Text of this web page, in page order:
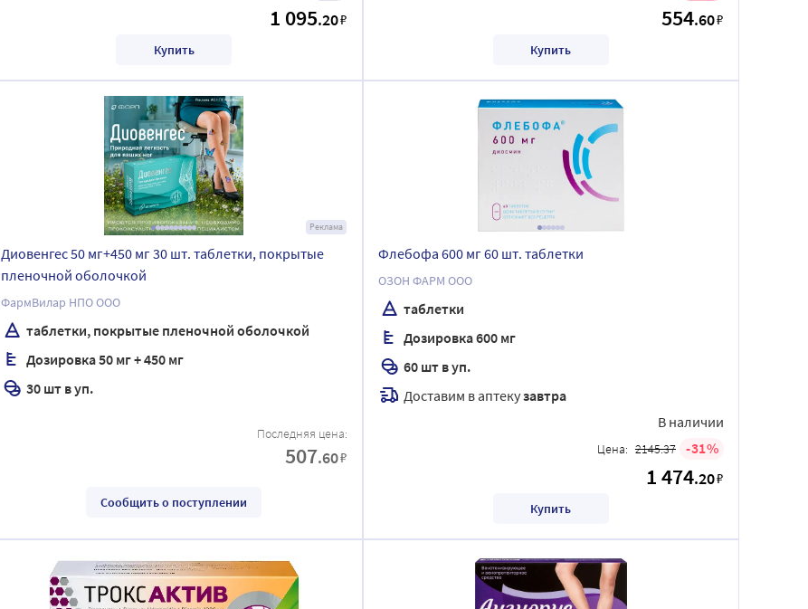
1 095.20₽
Купить
554.60₽
Купить
Реклама
Диовенгес 50 мг+450 мг 30 шт. таблетки, покрытые
пленочной оболочкой
ФармВилар НПО ООО
таблетки, покрытые пленочной оболочкой
Дозировка 50 мг + 450 мг
30 шт в уп.
Последняя цена:
507.60₽
Сообщить о поступлении
Флебофа 600 мг 60 шт. таблетки
ОЗОН ФАРМ ООО
таблетки
Дозировка 600 мг
60 шт в уп.
Доставим в аптекузавтра
В наличии
Цена: 2145.37 31
1 474.20₽
Купить